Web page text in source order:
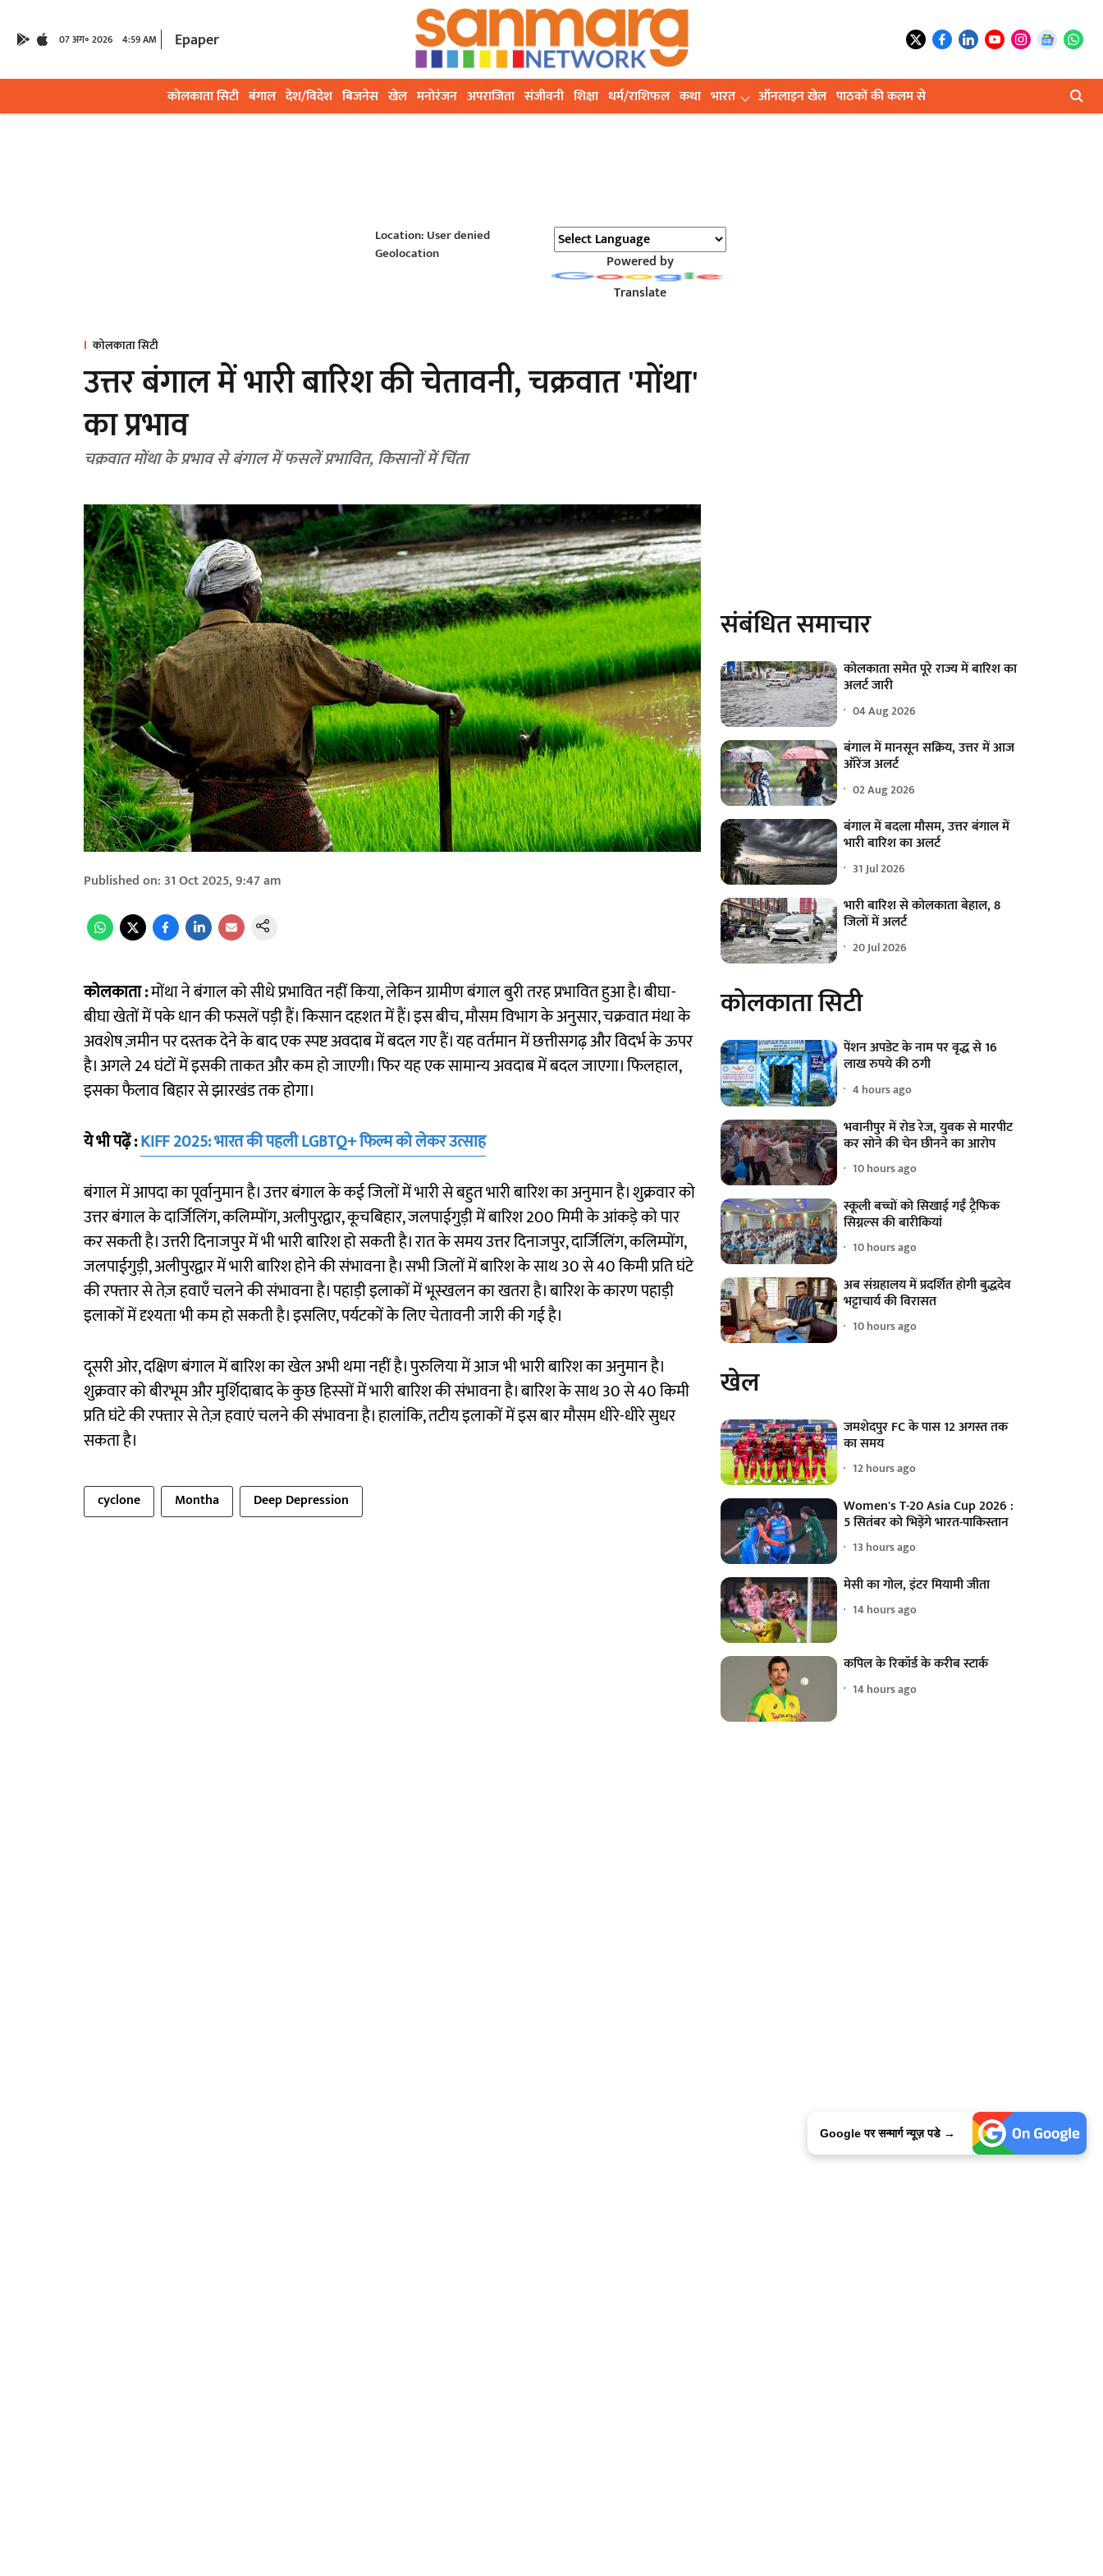
07 अग॰ 2026 4:59 AM Epaper
कोलकाता सिटी बंगाल देश/विदेश बिजनेस खेल मनोरंजन अपराजिता संजीवनी शिक्षा धर्म/राशिफल कथा भारत ऑनलाइन खेल पाठकों की कलम से
Location: User denied
Geolocation
Powered by
Translate
कोलकाता सिटी
उत्तर बंगाल में भारी बारिश की चेतावनी, चक्रवात 'मोंथा'
का प्रभाव
चक्रवात मोंथा के प्रभाव से बंगाल में फसलें प्रभावित, किसानों में चिंता
Published on:31 Oct 2025, 9:47 am
कोलकाता :मोंथा ने बंगाल को सीधे प्रभावित नहीं किया, लेकिन ग्रामीण बंगाल बुरी तरह प्रभावित हुआ है। बीघा-
बीघा खेतों में पके धान की फसलें पड़ी हैं। किसान दहशत में हैं। इस बीच, मौसम विभाग के अनुसार, चक्रवात मंथा के
अवशेष ज़मीन पर दस्तक देने के बाद एक स्पष्ट अवदाब में बदल गए हैं। यह वर्तमान में छत्तीसगढ़ और विदर्भ के ऊपर
है। अगले 24 घंटों में इसकी ताकत और कम हो जाएगी। फिर यह एक सामान्य अवदाब में बदल जाएगा। फिलहाल,
इसका फैलाव बिहार से झारखंड तक होगा।
ये भी पढ़ें :KIFF 2025: भारत की पहली LGBTQ+ फिल्म को लेकर उत्साह
बंगाल में आपदा का पूर्वानुमान है। उत्तर बंगाल के कई जिलों में भारी से बहुत भारी बारिश का अनुमान है। शुक्रवार को
उत्तर बंगाल के दार्जिलिंग, कलिम्पोंग, अलीपुरद्वार, कूचबिहार, जलपाईगुड़ी में बारिश 200 मिमी के आंकड़े को पार
कर सकती है। उत्तरी दिनाजपुर में भी भारी बारिश हो सकती है। रात के समय उत्तर दिनाजपुर, दार्जिलिंग, कलिम्पोंग,
जलपाईगुड़ी, अलीपुरद्वार में भारी बारिश होने की संभावना है। सभी जिलों में बारिश के साथ 30 से 40 किमी प्रति घंटे
की रफ्तार से तेज़ हवाएँ चलने की संभावना है। पहाड़ी इलाकों में भूस्खलन का खतरा है। बारिश के कारण पहाड़ी
इलाकों में दृश्यता भी कम हो सकती है। इसलिए, पर्यटकों के लिए चेतावनी जारी की गई है।
दूसरी ओर, दक्षिण बंगाल में बारिश का खेल अभी थमा नहीं है। पुरुलिया में आज भी भारी बारिश का अनुमान है।
शुक्रवार को बीरभूम और मुर्शिदाबाद के कुछ हिस्सों में भारी बारिश की संभावना है। बारिश के साथ 30 से 40 किमी
प्रति घंटे की रफ्तार से तेज़ हवाएं चलने की संभावना है। हालांकि, तटीय इलाकों में इस बार मौसम धीरे-धीरे सुधर
सकता है।
cyclone Montha Deep Depression
संबंधित समाचार
कोलकाता समेत पूरे राज्य में बारिश का
अलर्ट जारी
04 Aug 2026
बंगाल में मानसून सक्रिय, उत्तर में आज
ऑरेंज अलर्ट
02 Aug 2026
बंगाल में बदला मौसम, उत्तर बंगाल में
भारी बारिश का अलर्ट
31 Jul 2026
भारी बारिश से कोलकाता बेहाल, 8
जिलों में अलर्ट
20 Jul 2026
कोलकाता सिटी
पेंशन अपडेट के नाम पर वृद्ध से 16
लाख रुपये की ठगी
4 hours ago
भवानीपुर में रोड रेज, युवक से मारपीट
कर सोने की चेन छीनने का आरोप
10 hours ago
स्कूली बच्चों को सिखाई गईं ट्रैफिक
सिग्नल्स की बारीकियां
10 hours ago
अब संग्रहालय में प्रदर्शित होगी बुद्धदेव
भट्टाचार्य की विरासत
10 hours ago
खेल
जमशेदपुर FC के पास 12 अगस्त तक
का समय
12 hours ago
Women's T-20 Asia Cup 2026 :
5 सितंबर को भिड़ेंगे भारत-पाकिस्तान
13 hours ago
मेसी का गोल, इंटर मियामी जीता
14 hours ago
कपिल के रिकॉर्ड के करीब स्टार्क
14 hours ago
Google पर सन्मार्ग न्यूज़ पडे →